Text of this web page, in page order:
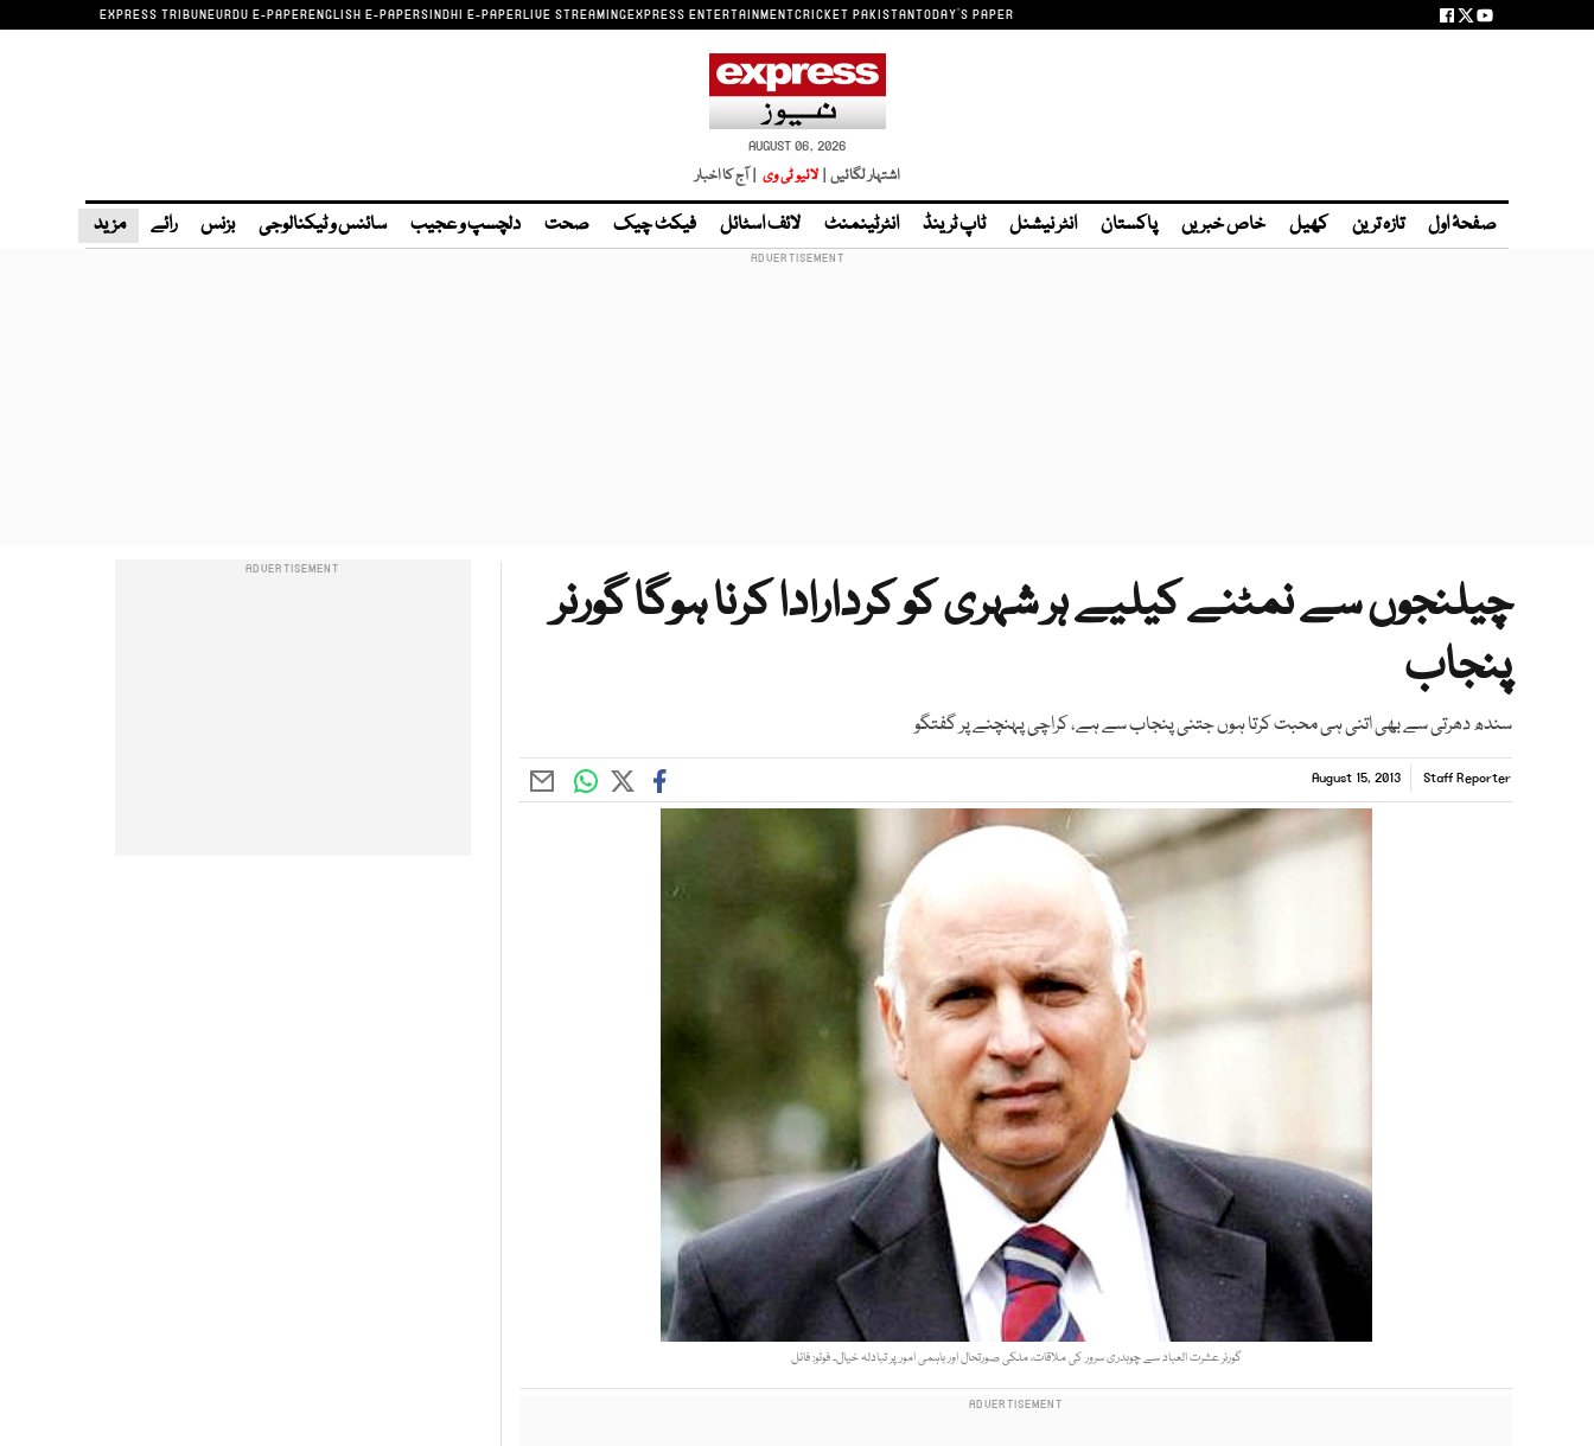
EXPRESS TRIBUNEURDU E-PAPERENGLISH E-PAPERSINDHI E-PAPERLIVE STREAMINGEXPRESS ENTERTAINMENTCRICKET PAKISTANTODAY'S PAPER
AUGUST 06, 2026
اشتہار لگائیں | لائیو ٹی وی | آج کا اخبار
صفحۂ اول تازہ ترین کھیل خاص خبریں پاکستان انٹر نیشنل ٹاپ ٹرینڈ انٹرٹینمنٹ لائف اسٹائل فیکٹ چیک صحت دلچسپ و عجیب سائنس و ٹیکنالوجی بزنس رائے مزید
چیلنجوں سے نمٹنے کیلیے ہر شہری کو کردارادا کرنا ہوگا گورنر
پنجاب
سندھ دھرتی سے بھی اتنی ہی محبت کرتا ہوں جتنی پنجاب سے ہے، کراچی پہنچنے پر گفتگو
Staff Reporter
August 15, 2013
گورنر عشرت العباد سے چوہدری سرور کی ملاقات، ملکی صورتحال اور باہمی امور پر تبادلہ خیال۔ فوٹو: فائل